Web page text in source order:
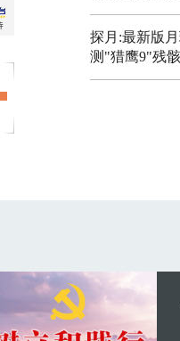
探月:最新版
测"猎鹰9"残